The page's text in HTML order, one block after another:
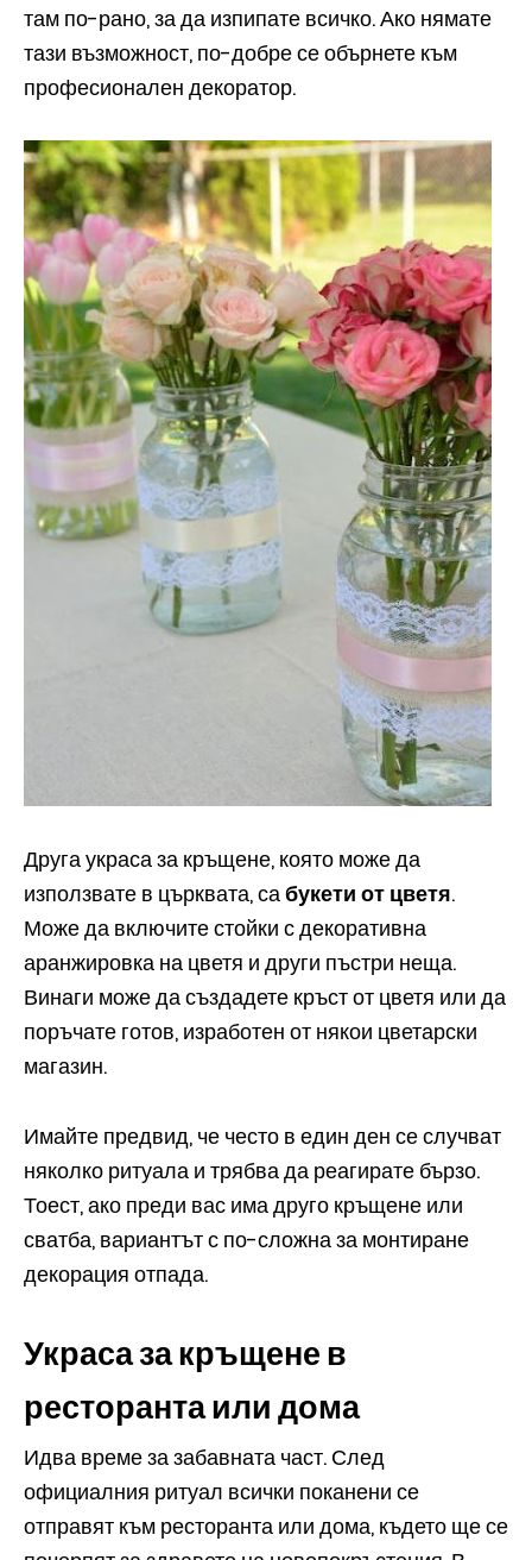
там по-рано, за да изпипате всичко. Ако нямате
тази възможност, по-добре се обърнете към
професионален декоратор.
Друга украса за кръщене, която може да
използвате в църквата, сабукети от цветя.
Може да включите стойки с декоративна
аранжировка на цветя и други пъстри неща.
Винаги може да създадете кръст от цветя или да
поръчате готов, изработен от някои цветарски
магазин.
Имайте предвид, че често в един ден се случват
няколко ритуала и трябва да реагирате бързо.
Тоест, ако преди вас има друго кръщене или
сватба, вариантът с по-сложна за монтиране
декорация отпада.
Украса за кръщене в
ресторанта или дома
Идва време за забавната част. След
официалния ритуал всички поканени се
отправят към ресторанта или дома, където ще се